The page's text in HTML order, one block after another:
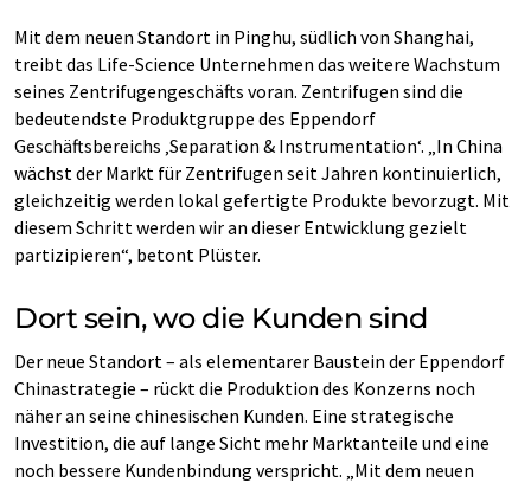
Mit dem neuen Standort in Pinghu, südlich von Shanghai,
treibt das Life-Science Unternehmen das weitere Wachstum
seines Zentrifugengeschäfts voran. Zentrifugen sind die
bedeutendste Produktgruppe des Eppendorf
Geschäftsbereichs ‚Separation & Instrumentation‘. „In China
wächst der Markt für Zentrifugen seit Jahren kontinuierlich,
gleichzeitig werden lokal gefertigte Produkte bevorzugt. Mit
diesem Schritt werden wir an dieser Entwicklung gezielt
partizipieren“, betont Plüster.
Dort sein, wo die Kunden sind
Der neue Standort – als elementarer Baustein der Eppendorf
Chinastrategie – rückt die Produktion des Konzerns noch
näher an seine chinesischen Kunden. Eine strategische
Investition, die auf lange Sicht mehr Marktanteile und eine
noch bessere Kundenbindung verspricht. „Mit dem neuen